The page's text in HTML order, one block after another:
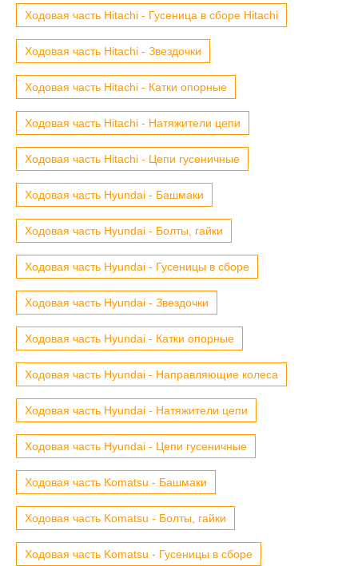
Ходовая часть Hitachi - Гусеница в сборе Hitachi
Ходовая часть Hitachi - Звездочки
Ходовая часть Hitachi - Катки опорные
Ходовая часть Hitachi - Натяжители цепи
Ходовая часть Hitachi - Цепи гусеничные
Ходовая часть Hyundai - Башмаки
Ходовая часть Hyundai - Болты, гайки
Ходовая часть Hyundai - Гусеницы в сборе
Ходовая часть Hyundai - Звездочки
Ходовая часть Hyundai - Катки опорные
Ходовая часть Hyundai - Направляющие колеса
Ходовая часть Hyundai - Натяжители цепи
Ходовая часть Hyundai - Цепи гусеничные
Ходовая часть Komatsu - Башмаки
Ходовая часть Komatsu - Болты, гайки
Ходовая часть Komatsu - Гусеницы в сборе